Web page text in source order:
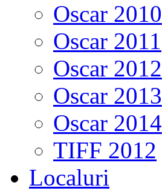
Oscar 2010
Oscar 2011
Oscar 2012
Oscar 2013
Oscar 2014
TIFF 2012
Localuri